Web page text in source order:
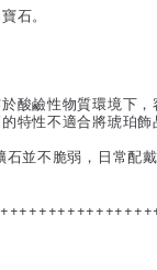
石。
酸鹼性物質環境下，
特性不適合將琥珀
並不脆弱，日常配